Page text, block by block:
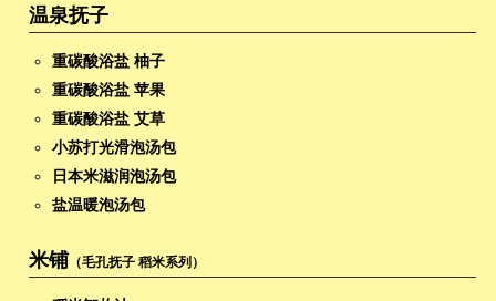
温泉抚子
重碳酸浴盐 柚子
重碳酸浴盐 苹果
重碳酸浴盐 艾草
小苏打光滑泡汤包
日本米滋润泡汤包
盐温暖泡汤包
米铺 （毛孔抚子 稻米系列）